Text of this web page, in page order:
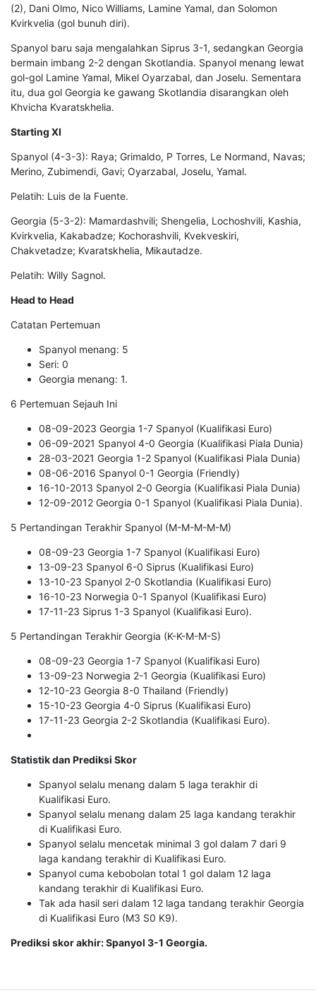
(2), Dani Olmo, Nico Williams, Lamine Yamal, dan Solomon
Kvirkvelia (gol bunuh diri).
Spanyol baru saja mengalahkan Siprus 3-1, sedangkan Georgia
bermain imbang 2-2 dengan Skotlandia. Spanyol menang lewat
gol-gol Lamine Yamal, Mikel Oyarzabal, dan Joselu. Sementara
itu, dua gol Georgia ke gawang Skotlandia disarangkan oleh
Khvicha Kvaratskhelia.
Starting XI
Spanyol (4-3-3): Raya; Grimaldo, P Torres, Le Normand, Navas;
Merino, Zubimendi, Gavi; Oyarzabal, Joselu, Yamal.
Pelatih: Luis de la Fuente.
Georgia (5-3-2): Mamardashvili; Shengelia, Lochoshvili, Kashia,
Kvirkvelia, Kakabadze; Kochorashvili, Kvekveskiri,
Chakvetadze; Kvaratskhelia, Mikautadze.
Pelatih: Willy Sagnol.
Head to Head
Catatan Pertemuan
Spanyol menang: 5
Seri: 0
Georgia menang: 1.
6 Pertemuan Sejauh Ini
08-09-2023 Georgia 1-7 Spanyol (Kualifikasi Euro)
06-09-2021 Spanyol 4-0 Georgia (Kualifikasi Piala Dunia)
28-03-2021 Georgia 1-2 Spanyol (Kualifikasi Piala Dunia)
08-06-2016 Spanyol 0-1 Georgia (Friendly)
16-10-2013 Spanyol 2-0 Georgia (Kualifikasi Piala Dunia)
12-09-2012 Georgia 0-1 Spanyol (Kualifikasi Piala Dunia).
5 Pertandingan Terakhir Spanyol (M-M-M-M-M)
08-09-23 Georgia 1-7 Spanyol (Kualifikasi Euro)
13-09-23 Spanyol 6-0 Siprus (Kualifikasi Euro)
13-10-23 Spanyol 2-0 Skotlandia (Kualifikasi Euro)
16-10-23 Norwegia 0-1 Spanyol (Kualifikasi Euro)
17-11-23 Siprus 1-3 Spanyol (Kualifikasi Euro).
5 Pertandingan Terakhir Georgia (K-K-M-M-S)
08-09-23 Georgia 1-7 Spanyol (Kualifikasi Euro)
13-09-23 Norwegia 2-1 Georgia (Kualifikasi Euro)
12-10-23 Georgia 8-0 Thailand (Friendly)
15-10-23 Georgia 4-0 Siprus (Kualifikasi Euro)
17-11-23 Georgia 2-2 Skotlandia (Kualifikasi Euro).
Statistik dan Prediksi Skor
Spanyol selalu menang dalam 5 laga terakhir di
Kualifikasi Euro.
Spanyol selalu menang dalam 25 laga kandang terakhir
di Kualifikasi Euro.
Spanyol selalu mencetak minimal 3 gol dalam 7 dari 9
laga kandang terakhir di Kualifikasi Euro.
Spanyol cuma kebobolan total 1 gol dalam 12 laga
kandang terakhir di Kualifikasi Euro.
Tak ada hasil seri dalam 12 laga tandang terakhir Georgia
di Kualifikasi Euro (M3 S0 K9).
Prediksi skor akhir: Spanyol 3-1 Georgia.